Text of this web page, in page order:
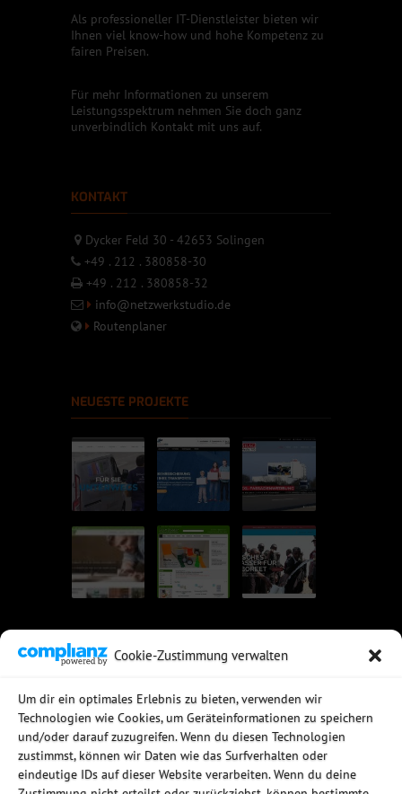
Cookie-Zustimmung verwalten
Um dir ein optimales Erlebnis zu bieten, verwenden wir
Technologien wie Cookies, um Geräteinformationen zu speichern
und/oder darauf zuzugreifen. Wenn du diesen Technologien
zustimmst, können wir Daten wie das Surfverhalten oder
eindeutige IDs auf dieser Website verarbeiten. Wenn du deine
Als professioneller IT-Dienstleister bieten wir
Ihnen viel know-how und hohe Kompetenz zu
fairen Preisen.
Für mehr Informationen zu unserem
Leistungsspektrum nehmen Sie doch ganz
unverbindlich Kontakt mit uns auf.
KONTAKT
Dycker Feld 30 - 42653 Solingen
+49 . 212 . 380858-30
+49 . 212 . 380858-32
info@netzwerkstudio.de
Routenplaner
NEUESTE PROJEKTE
Rechtssichere Email-Archivierung
MDaemon Mail- & Groupwareserver
Virtualisierung mit vmWare
Sophos UTM - Mehr als eine Firewall